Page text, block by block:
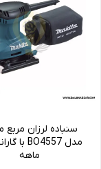
سنباده لرزان مربع
ماهه